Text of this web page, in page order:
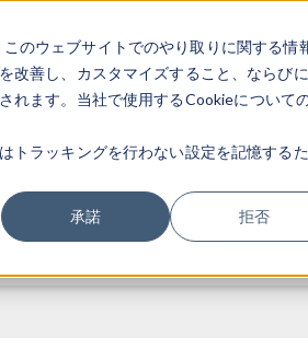
のウェブサイトでのやり取りに関する情
改善し、カスタマイズすること、ならびに
れます。当社で使用するCookieについて
トラッキングを行わない設定を記憶する
承諾 拒否
業界 ビデオギャラリ